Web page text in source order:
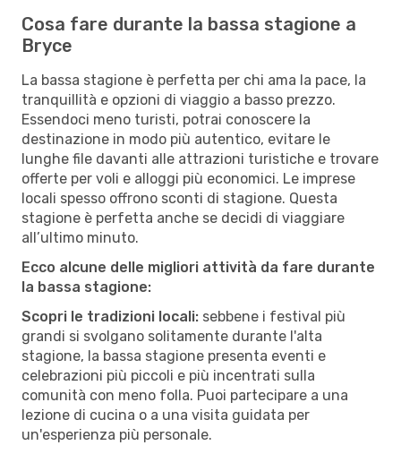
Cosa fare durante la bassa stagione a
Bryce
La bassa stagione è perfetta per chi ama la pace, la
tranquillità e opzioni di viaggio a basso prezzo.
Essendoci meno turisti, potrai conoscere la
destinazione in modo più autentico, evitare le
lunghe file davanti alle attrazioni turistiche e trovare
offerte per voli e alloggi più economici. Le imprese
locali spesso offrono sconti di stagione. Questa
stagione è perfetta anche se decidi di viaggiare
all’ultimo minuto.
Ecco alcune delle migliori attività da fare durante
la bassa stagione:
Scopri le tradizioni locali: sebbene i festival più
grandi si svolgano solitamente durante l'alta
stagione, la bassa stagione presenta eventi e
celebrazioni più piccoli e più incentrati sulla
comunità con meno folla. Puoi partecipare a una
lezione di cucina o a una visita guidata per
un'esperienza più personale.